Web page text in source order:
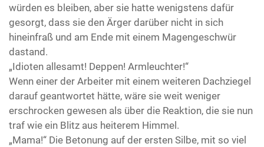
würden es bleiben, aber sie hatte wenigstens dafür
gesorgt, dass sie den Ärger darüber nicht in sich
hineinfraß und am Ende mit einem Magengeschwür
dastand.
„Idioten allesamt! Deppen! Armleuchter!“
Wenn einer der Arbeiter mit einem weiteren Dachziegel
darauf geantwortet hätte, wäre sie weit weniger
erschrocken gewesen als über die Reaktion, die sie nun
traf wie ein Blitz aus heiterem Himmel.
„Mama!“ Die Betonung auf der ersten Silbe, mit so viel